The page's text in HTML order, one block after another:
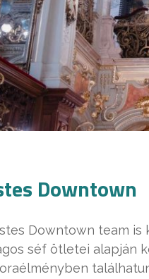
Downtown
Downtown team is
séf ötletei alapján